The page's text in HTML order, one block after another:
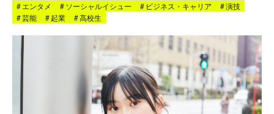
#エンタメ #ソーシャルイシュー # ビジネス・キャリア #演技
#芸能 #起業 #高校生